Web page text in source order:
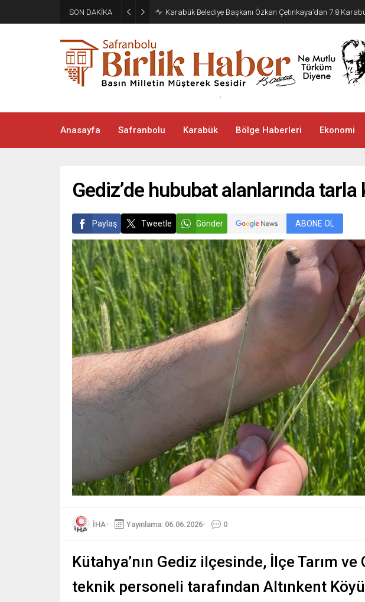
SON DAKİKA Karabük Belediye Başkanı Özkan Çetinkaya’dan 7.8
Anasayfa Safranbolu Karabük Bölge Haberleri Ekonomi
Gediz’de hububat alanlarında tarla
Paylaş Tweetle Gönder ABONE OL
İHA Yayınlama: 06.06.2026 0
Kütahya’nın Gediz ilçesinde, İlçe Tarım
teknik personeli tarafından Altınkent